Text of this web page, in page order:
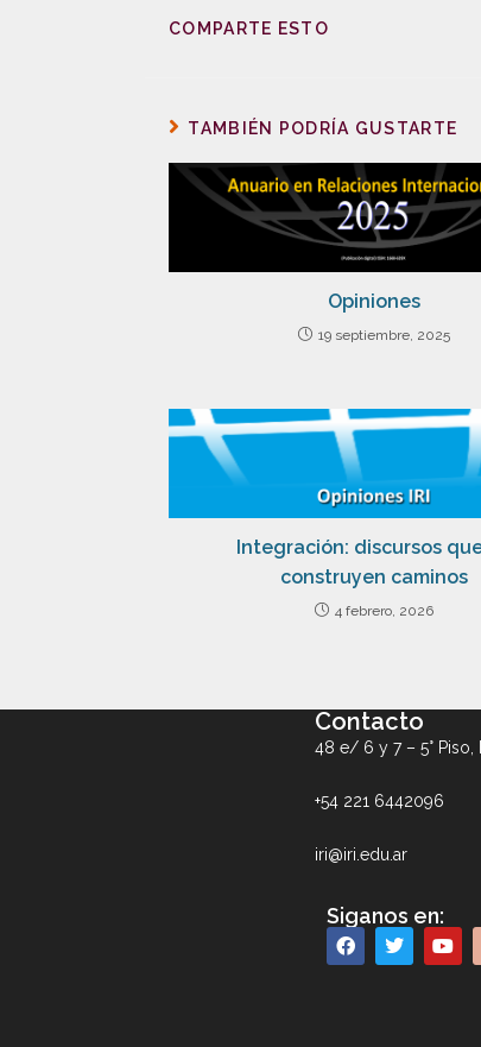
COMPARTE ESTO
TAMBIÉN PODRÍA GUSTARTE
Opiniones
19 septiembre, 2025
Integración: discursos
construyen caminos
4 febrero, 2026
Contacto
48 e/ 6 y 7 – 5° Piso,
+54 221 6442096
iri@iri.edu.ar
Siganos en: